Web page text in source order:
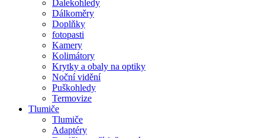
Dalekohledy
Dálkoměry
Doplňky
fotopasti
Kamery
Kolimátory
Krytky a obaly na optiky
Noční vidění
Puškohledy
Termovize
Tlumiče
Tlumiče
Adaptéry